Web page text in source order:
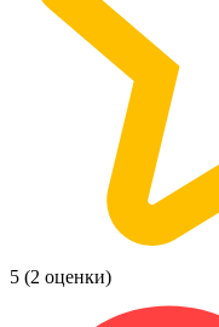
5 (2 оценки)